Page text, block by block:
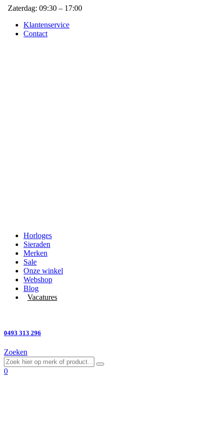
Zaterdag: 09:30 – 17:00
Klantenservice
Contact
Horloges
Sieraden
Merken
Sale
Onze winkel
Webshop
Blog
Vacatures
0493 313 296
Zoeken
0